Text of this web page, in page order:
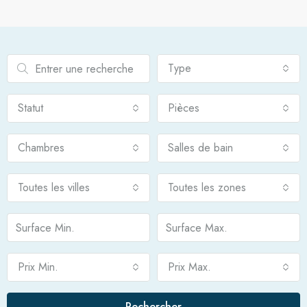
Type
Statut Pièces
Chambres Salles de bain
Toutes les villes Toutes les zones
Prix Min. Prix Max.